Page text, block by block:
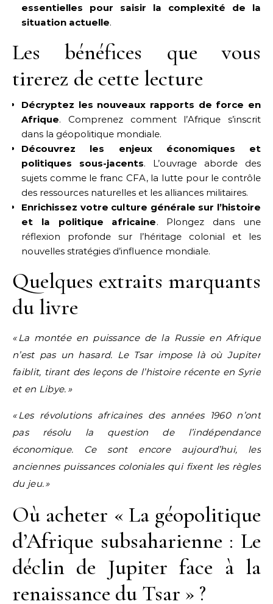
essentielles pour saisir la complexité de la
situation actuelle.
Les bénéfices que vous
tirerez de cette lecture
Décryptez les nouveaux rapports de force en
Afrique. Comprenez comment l’Afrique s’inscrit
dans la géopolitique mondiale.
Découvrez les enjeux économiques et
politiques sous-jacents. L’ouvrage aborde des
sujets comme le franc CFA, la lutte pour le contrôle
des ressources naturelles et les alliances militaires.
Enrichissez votre culture générale sur l’histoire
et la politique africaine. Plongez dans une
réflexion profonde sur l’héritage colonial et les
nouvelles stratégies d’influence mondiale.
Quelques extraits marquants
du livre
«La montée en puissance de la Russie en Afrique
n’est pas un hasard. Le Tsar impose là où Jupiter
faiblit, tirant des leçons de l’histoire récente en Syrie
et en Libye. »
«Les révolutions africaines des années 1960 n’ont
pas résolu la question de l’indépendance
économique. Ce sont encore aujourd’hui, les
anciennes puissances coloniales qui fixent les règles
du jeu.»
Où acheter « La géopolitique
d’Afrique subsaharienne : Le
déclin de Jupiter face à la
renaissance du Tsar » ?